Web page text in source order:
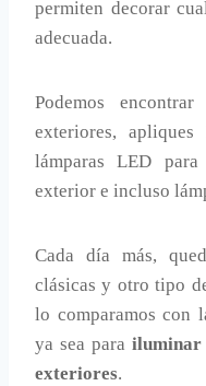
permiten decorar
adecuada.
Podemos
exteriores,
lámparas LED
exterior e incluso
Cada día más,
clásicas y otro tipo
lo comparamos con
ya sea parailuminar
exteriores.